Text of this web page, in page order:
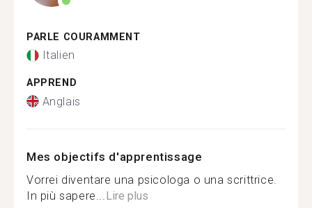
PARLE COURAMMENT
Italien
APPREND
Anglais
Mes objectifs d'apprentissage
Vorrei diventare una psicologa o una scrittrice.
In più sapere... Lire plus